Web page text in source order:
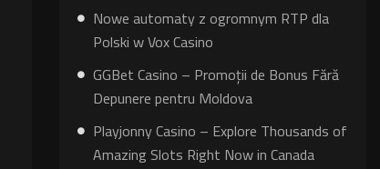
Nowe automaty z ogromnym RTP dla
Polski w Vox Casino
GGBet Casino – Promoții de Bonus Fără
Depunere pentru Moldova
Playjonny Casino – Explore Thousands of
Amazing Slots Right Now in Canada